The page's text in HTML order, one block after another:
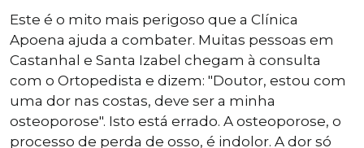
Este é o mito mais perigoso que a Clínica
Apoena ajuda a combater. Muitas pessoas em
Castanhal e Santa Izabel chegam à consulta
com o Ortopedista e dizem: "Doutor, estou com
uma dor nas costas, deve ser a minha
osteoporose". Isto está errado. A osteoporose, o
processo de perda de osso, é indolor. A dor só